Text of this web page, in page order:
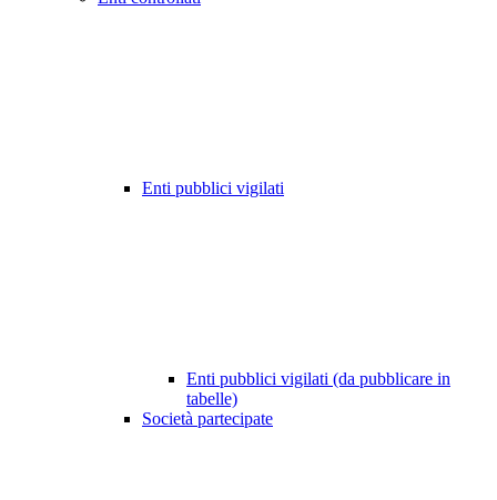
Enti pubblici vigilati
Enti pubblici vigilati (da pubblicare in
tabelle)
Società partecipate